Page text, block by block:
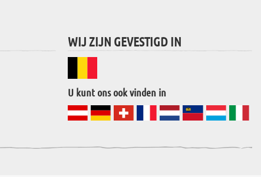
WIJ ZIJN GEVESTIGD IN
U kunt ons ook vinden in